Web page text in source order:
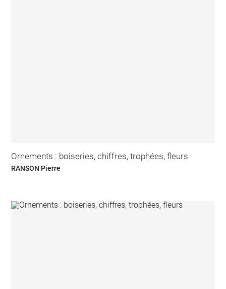
Ornements : boiseries, chiffres, trophées, fleurs
RANSON Pierre